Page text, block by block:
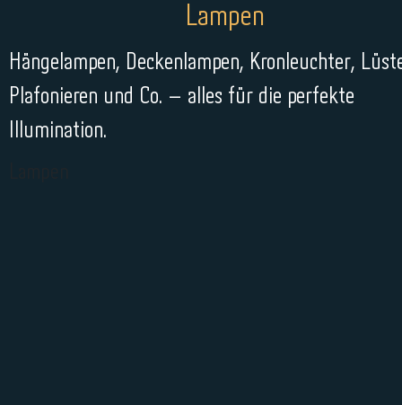
Lampen
Hängelampen, Deckenlampen, Kronleuchter,
Plafonieren und Co. – alles für die perfekte
Illumination.